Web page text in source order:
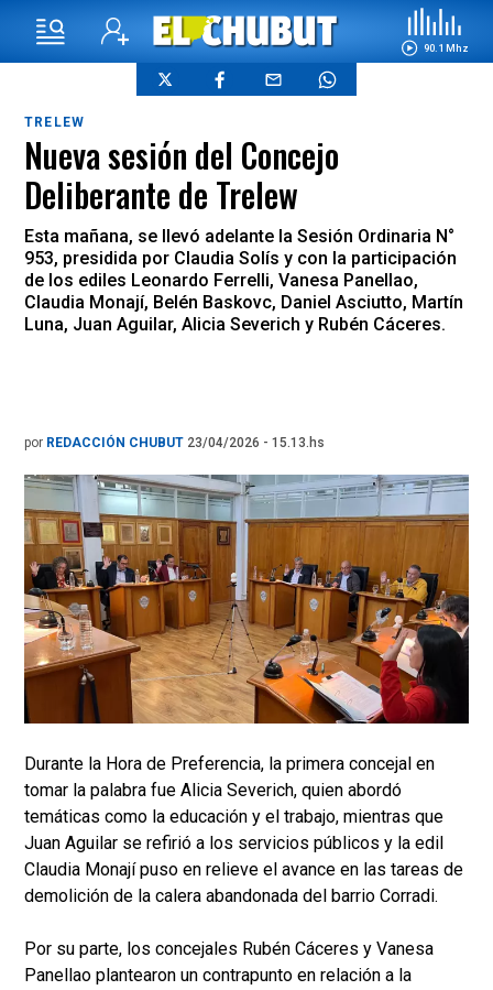
90.1 Mhz
TRELEW
Nueva sesión del Concejo
Deliberante de Trelew
Esta mañana, se llevó adelante la Sesión Ordinaria N°
953, presidida por Claudia Solís y con la participación
de los ediles Leonardo Ferrelli, Vanesa Panellao,
Claudia Monají, Belén Baskovc, Daniel Asciutto, Martín
Luna, Juan Aguilar, Alicia Severich y Rubén Cáceres.
por REDACCIÓN CHUBUT 23/04/2026 - 15.13.hs
Durante la Hora de Preferencia, la primera concejal en
tomar la palabra fue Alicia Severich, quien abordó
temáticas como la educación y el trabajo, mientras que
Juan Aguilar se refirió a los servicios públicos y la edil
Claudia Monají puso en relieve el avance en las tareas de
demolición de la calera abandonada del barrio Corradi.
Por su parte, los concejales Rubén Cáceres y Vanesa
Panellao plantearon un contrapunto en relación a la